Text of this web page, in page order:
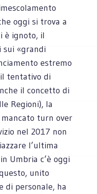
oggi si trova a
è ignoto, il
«grandi
estremo
tentativo di
il concetto di
Regioni), la
turn over
nel 2017 non
l’ultima
Umbria c’è oggi
unito
di personale, ha